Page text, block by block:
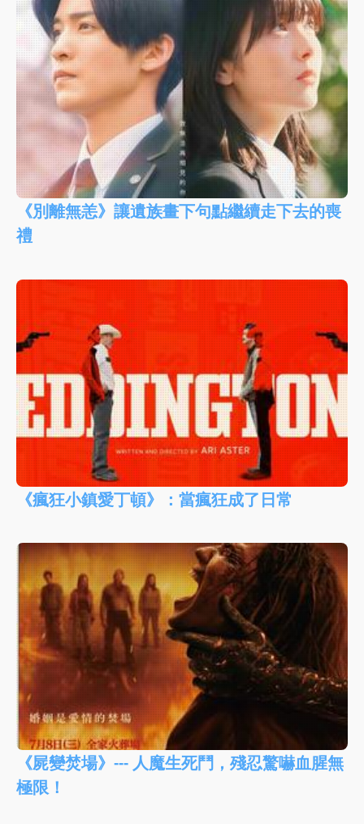
《別離無恙》讓遺族畫下句點繼續走下去的喪
禮
《瘋狂小鎮愛丁頓》：當瘋狂成了日常
《屍變焚場》--- 人魔生死鬥，殘忍驚嚇血腥無
極限！